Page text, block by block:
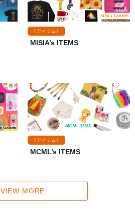
《アイテム》
MISIA’s ITEMS
《アイテム》
MCML’s ITEMS
VIEW MORE